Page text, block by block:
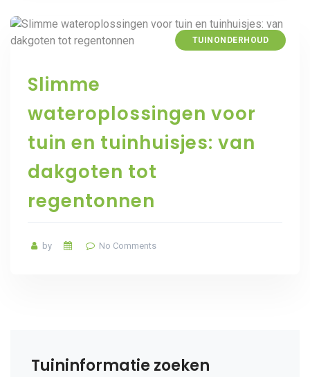
TUINONDERHOUD
Slimme
wateroplossingen voor
tuin en tuinhuisjes: van
dakgoten tot
regentonnen
by No Comments
Tuininformatie zoeken